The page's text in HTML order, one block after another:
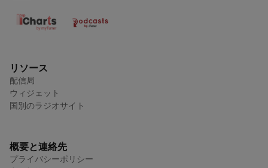
リソース
配信局
ウィジェット
国別のラジオサイト
概要と連絡先
プライバシーポリシー